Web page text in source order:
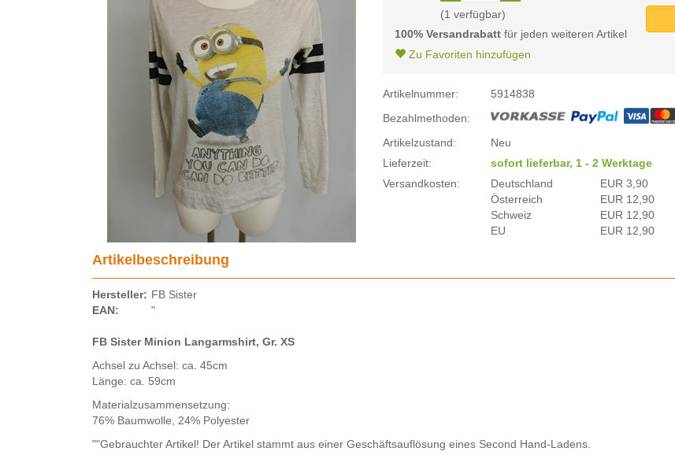
(1 verfügbar)
100% Versandrabattfür jeden weiteren Artikel
Zu Favoriten hinzufügen
Artikelnummer:
5914838
Bezahlmethoden:
Artikelzustand:
Neu
Lieferzeit:
sofort lieferbar, 1 - 2 Werktage
Versandkosten:
Deutschland
EUR 3,90
Österreich
EUR 12,90
Schweiz
EUR 12,90
EU
EUR 12,90
Artikelbeschreibung
Hersteller: FB Sister
EAN:
"
FB Sister Minion Langarmshirt, Gr. XS
Achsel zu Achsel: ca. 45cm
Länge: ca. 59cm
Materialzusammensetzung:
76% Baumwolle, 24% Polyester
""Gebrauchter Artikel! Der Artikel stammt aus einer Geschäftsauflösung eines Second Hand-Ladens.